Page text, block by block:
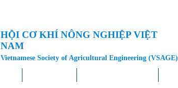
HỘI CƠ KHÍ NÔNG NGHIỆP VIỆT
NAM
Vietnamese Society of Agricultural Engineering (VSAGE)